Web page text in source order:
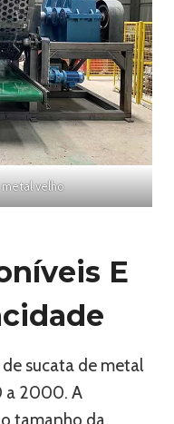
velho
E
sucata de metal
a 2000. A